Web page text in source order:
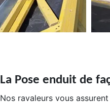
La Pose enduit de
Nos ravaleurs vous